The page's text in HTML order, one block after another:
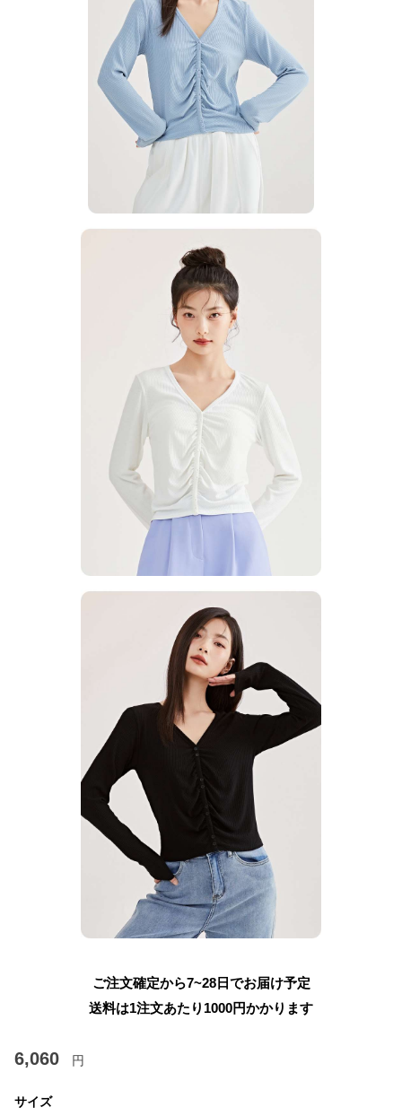
ご注文確定から7~28日でお届け予定
送料は1注文あたり 1000円かかります
6,060 円
サイズ